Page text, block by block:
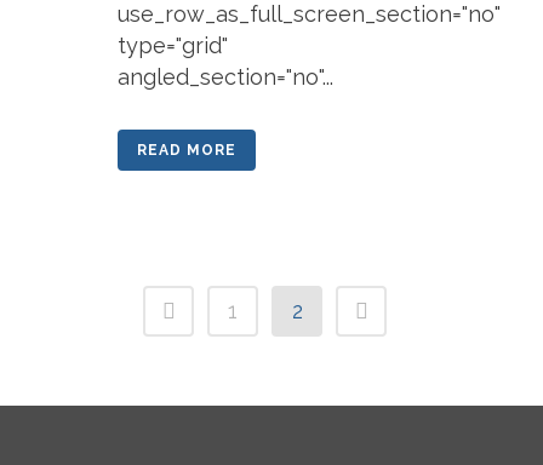
use_row_as_full_screen_section="no"
type="grid"
angled_section="no"...
READ MORE
1 2